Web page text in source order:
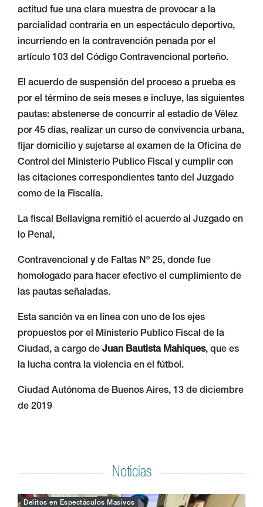
actitud fue una clara muestra de provocar a la
parcialidad contraria en un espectáculo deportivo,
incurriendo en la contravención penada por el
artículo 103 del Código Contravencional porteño.
El acuerdo de suspensión del proceso a prueba es
por el término de seis meses e incluye, las siguientes
pautas: abstenerse de concurrir al estadio de Vélez
por 45 días, realizar un curso de convivencia urbana,
fijar domicilio y sujetarse al examen de la Oficina de
Control del Ministerio Publico Fiscal y cumplir con
las citaciones correspondientes tanto del Juzgado
como de la Fiscalía.
La fiscal Bellavigna remitió el acuerdo al Juzgado en
lo Penal,
Contravencional y de Faltas Nº 25, donde fue
homologado para hacer efectivo el cumplimiento de
las pautas señaladas.
Esta sanción va en línea con uno de los ejes
propuestos por el Ministerio Publico Fiscal de la
Ciudad, a cargo de Juan Bautista Mahiques, que es
la lucha contra la violencia en el fútbol.
Ciudad Autónoma de Buenos Aires, 13 de diciembre
de 2019
Noticias
Delitos en Espectáculos Masivos